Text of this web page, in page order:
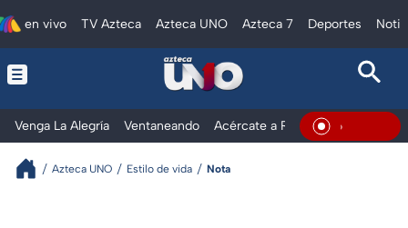
en vivo TV Azteca Azteca UNO Azteca 7 Deportes
Venga La Alegría Ventaneando Acércate a Rocío Al ExtremoEn Vivo
Azteca UNO Estilo de vida Nota